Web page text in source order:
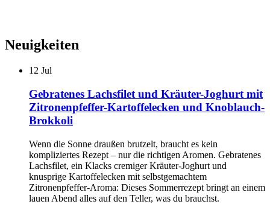
Neuigkeiten
12 Jul
Gebratenes Lachsfilet und Kräuter-Joghurt mit
Zitronenpfeffer-Kartoffelecken und Knoblauch-
Brokkoli
Wenn die Sonne draußen brutzelt, braucht es kein
kompliziertes Rezept – nur die richtigen Aromen. Gebratenes
Lachsfilet, ein Klacks cremiger Kräuter-Joghurt und
knusprige Kartoffelecken mit selbstgemachtem
Zitronenpfeffer-Aroma: Dieses Sommerrezept bringt an einem
lauen Abend alles auf den Teller, was du brauchst.